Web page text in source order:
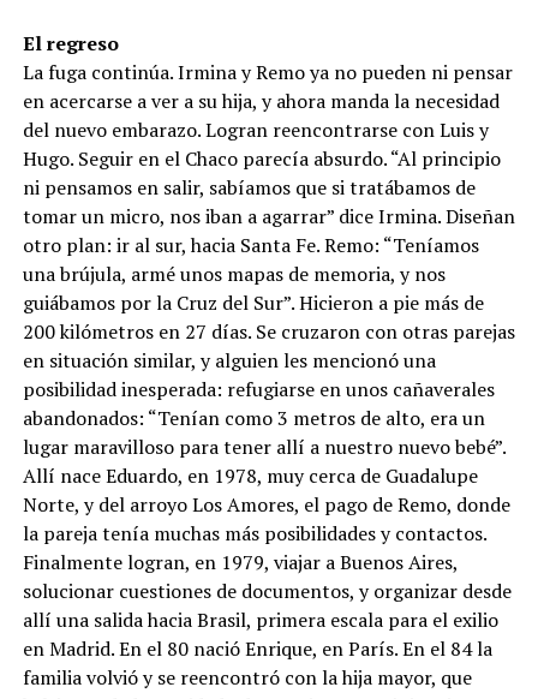
El regreso
La fuga continúa. Irmina y Remo ya no pueden ni pensar
en acercarse a ver a su hija, y ahora manda la necesidad
del nuevo embarazo. Logran reencontrarse con Luis y
Hugo. Seguir en el Chaco parecía absurdo. “Al principio
ni pensamos en salir, sabíamos que si tratábamos de
tomar un micro, nos iban a agarrar” dice Irmina. Diseñan
otro plan: ir al sur, hacia Santa Fe. Remo: “Teníamos
una brújula, armé unos mapas de memoria, y nos
guiábamos por la Cruz del Sur”. Hicieron a pie más de
200 kilómetros en 27 días. Se cruzaron con otras parejas
en situación similar, y alguien les mencionó una
posibilidad inesperada: refugiarse en unos cañaverales
abandonados: “Tenían como 3 metros de alto, era un
lugar maravilloso para tener allí a nuestro nuevo bebé”.
Allí nace Eduardo, en 1978, muy cerca de Guadalupe
Norte, y del arroyo Los Amores, el pago de Remo, donde
la pareja tenía muchas más posibilidades y contactos.
Finalmente logran, en 1979, viajar a Buenos Aires,
solucionar cuestiones de documentos, y organizar desde
allí una salida hacia Brasil, primera escala para el exilio
en Madrid. En el 80 nació Enrique, en París. En el 84 la
familia volvió y se reencontró con la hija mayor, que